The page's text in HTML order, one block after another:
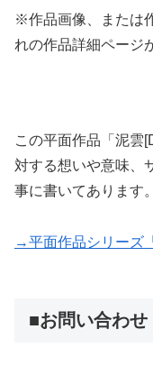
※作品画像、または
れの作品詳細ページ
この平面作品「泥雲
対する想いや意味、
事に書いてあります
→平面作品シリーズ
■お問い合わせ